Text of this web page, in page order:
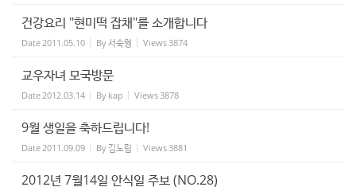
건강요리 "현미떡 잡채"를 소개합니다
Date2011.05.10 By서숙형 Views3874
교우자녀 모국방문
Date2012.03.14 By kap Views3878
9월 생일을 축하드립니다!
Date2011.09.09 By 김노립 Views3881
2012년 7월14일 안식일 주보 (NO.28)